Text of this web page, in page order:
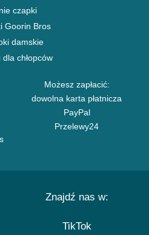
czapki
Goorin Bros
damskie
dla chłopców
Możesz zapłacić:
dowolna karta płatnicza
PayPal
Przelewy24
Znajdź nas w:
TikTok